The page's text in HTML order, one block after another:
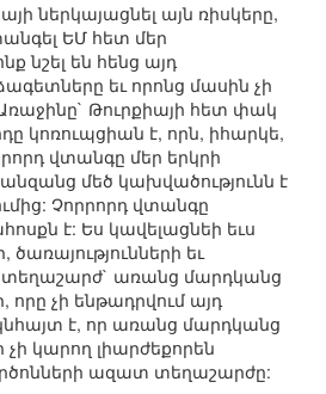
ներկայացնել այն ռիսկերը,
ԵՄ հետ մեր
նշել են հենց այդ
եւ որոնց մասին չի
Թուրքիայի հետ փակ
կոռուպցիան է, որն, իհարկե,
վտանգը մեր երկրի
մեծ կախվածությունն է
Չորրորդ վտանգը
է: Ես կավելացնեի եւս
եւ
առանց մարդկանց
չի ենթադրվում այդ
է, որ առանց մարդկանց
կարող լիարժեքորեն
ազատ տեղաշարժը: